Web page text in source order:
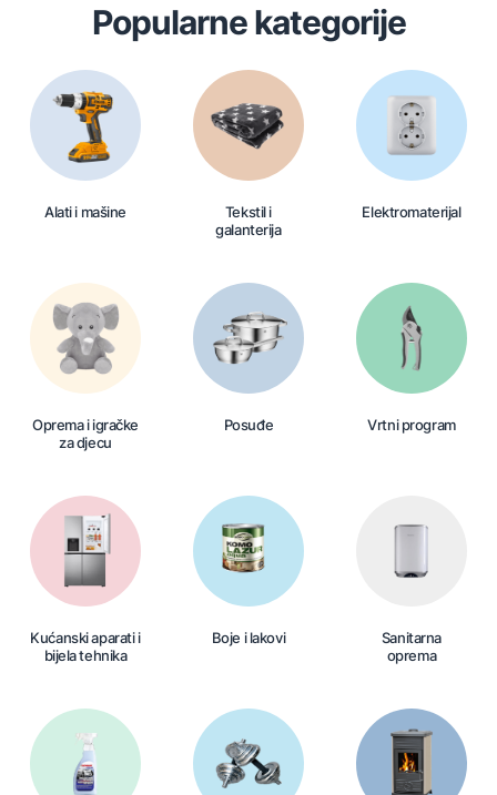
Popularne kategorije
Alati i mašine
Tekstil i
galanterija
Elektromaterijal
Oprema i igračke
za djecu
Posuđe Vrtni program
Kućanski aparati i
bijela tehnika
Boje i lakovi
Sanitarna
oprema